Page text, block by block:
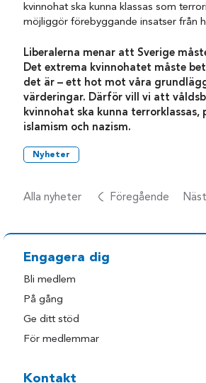
kvinnohat ska kunna klassas som
möjliggör förebyggande insatser från
Liberalerna menar att Sverige
Det extrema kvinnohatet måste
det är – ett hot mot våra
värderingar. Därför vill vi att
kvinnohat ska kunna terrorklassas,
islamism och nazism.
Nyheter
Alla nyheter Föregående
Engagera dig
Bli medlem
På gång
Ge ditt stöd
För medlemmar
Kontakt